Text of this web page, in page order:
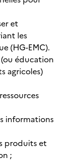
et
les
(HG-EMC).
(ou éducation
agricoles)
informations
produits et
;